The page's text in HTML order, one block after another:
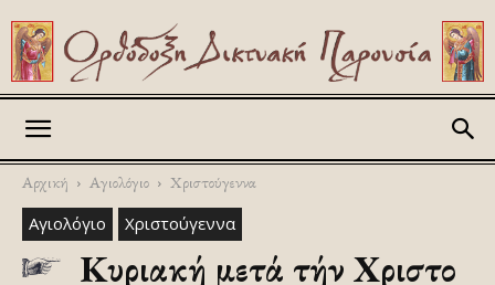
Αρχική Αγιολόγιο Χριστούγεννα
Αγιολόγιο Χριστούγεννα
Κυριακή μετά τήν Χριστοῦ